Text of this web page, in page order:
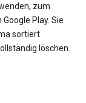
zum
Play. Sie
sortiert
löschen.